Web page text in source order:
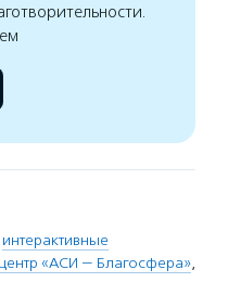
интерактивные
«АСИ — Благосфера»,